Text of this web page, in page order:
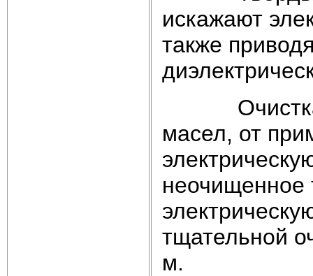
искажают
также
Очистка
масел, от
неочищенное
тщательной
м.